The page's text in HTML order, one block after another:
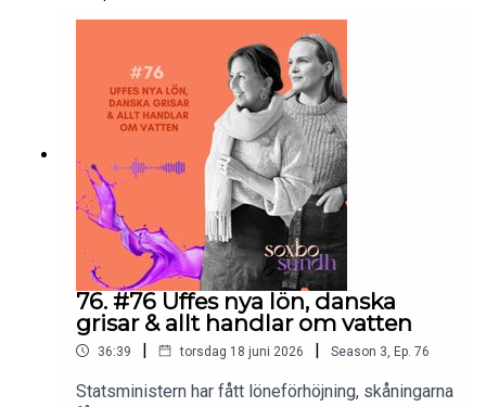
Musikcredd:Simon Spejare
Följ oss på Instagram: @soxbosundh
Stötta oss som månadsgivare via Patreon:
Maila oss: hej(at)soxbosundh.se
76. #76 Uffes nya lön, danska
grisar & allt handlar om vatten
36:39 | torsdag 18 juni 2026 | Season 3 Ep. 76
Statsministern har fått löneförhöjning, skåningarna